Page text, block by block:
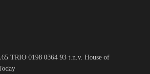
TRIO 0198 0364 93 t.n.v. House of